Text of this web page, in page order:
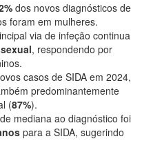
dos novos diagnósticos de
foram em mulheres.
via de infeção continua
, respondendo por
casos de SIDA em 2024,
predominantemente
(87%).
mediana ao diagnóstico foi
para a SIDA, sugerindo